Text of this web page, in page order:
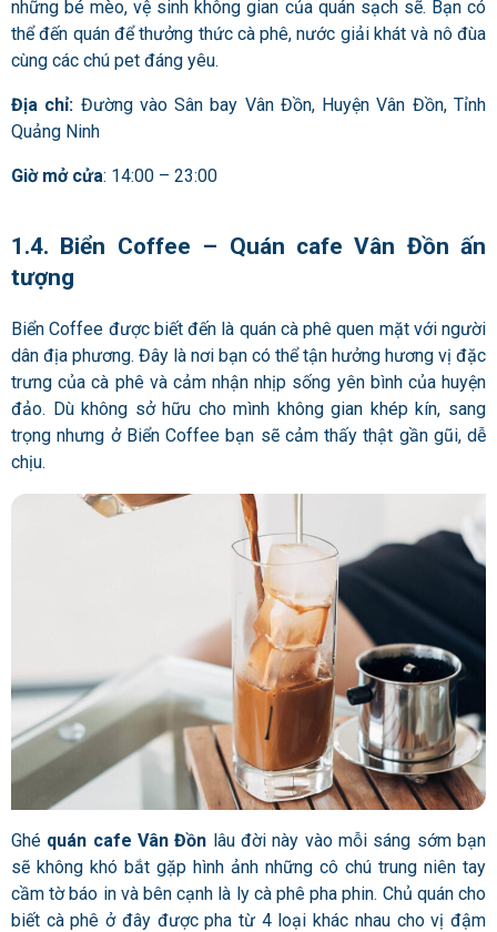
những bé mèo, vệ sinh không gian của quán sạch sẽ. Bạn có
thể đến quán để thưởng thức cà phê, nước giải khát và nô đùa
cùng các chú pet đáng yêu.
Địa chỉ: Đường vào Sân bay Vân Đồn, Huyện Vân Đồn, Tỉnh
Quảng Ninh
Giờ mở cửa: 14:00 – 23:00
1.4. Biển Coffee – Quán cafe Vân Đồn ấn
tượng
Biển Coffee được biết đến là quán cà phê quen mặt với người
dân địa phương. Đây là nơi bạn có thể tận hưởng hương vị đặc
trưng của cà phê và cảm nhận nhịp sống yên bình của huyện
đảo. Dù không sở hữu cho mình không gian khép kín, sang
trọng nhưng ở Biển Coffee bạn sẽ cảm thấy thật gần gũi, dễ
chịu.
Ghé quán cafe Vân Đồn lâu đời này vào mỗi sáng sớm bạn
sẽ không khó bắt gặp hình ảnh những cô chú trung niên tay
cầm tờ báo in và bên cạnh là ly cà phê pha phin. Chủ quán cho
biết cà phê ở đây được pha từ 4 loại khác nhau cho vị đậm